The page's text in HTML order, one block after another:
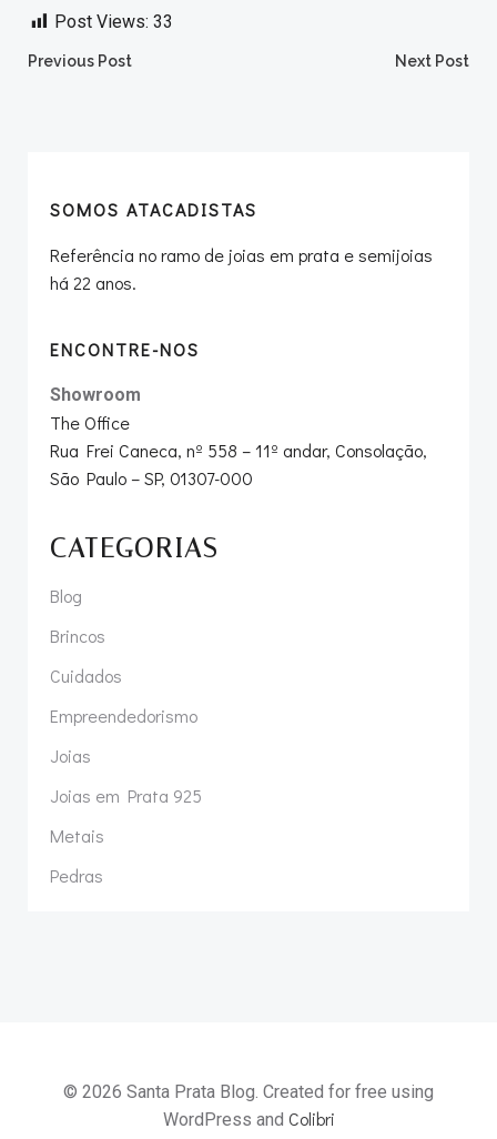
Post Views: 33
Post
Previous Post Next Post
SOMOS ATACADISTAS
Referência no ramo de joias em prata e semijoias
há 22 anos.
ENCONTRE-NOS
Showroom
The Office
Rua Frei Caneca, nº 558 – 11º andar, Consolação,
São Paulo – SP, 01307-000
CATEGORIAS
Blog
Brincos
Cuidados
Empreendedorismo
Joias
Joias em Prata 925
Metais
Pedras
© 2026 Santa Prata Blog. Created for free using
WordPress and Colibri